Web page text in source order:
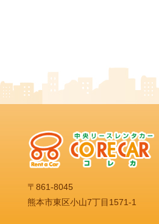
〒861-8045
熊本市東区小山7丁目1571-1